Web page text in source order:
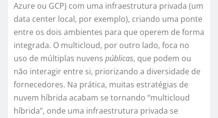
Azure ou GCP) com uma infraestrutura privada (um
data center local, por exemplo), criando uma ponte
entre os dois ambientes para que operem de forma
integrada. O multicloud, por outro lado, foca no
uso de múltiplas nuvens públicas, que podem ou
não interagir entre si, priorizando a diversidade de
fornecedores. Na prática, muitas estratégias de
nuvem híbrida acabam se tornando “multicloud
híbrida”, onde uma infraestrutura privada se